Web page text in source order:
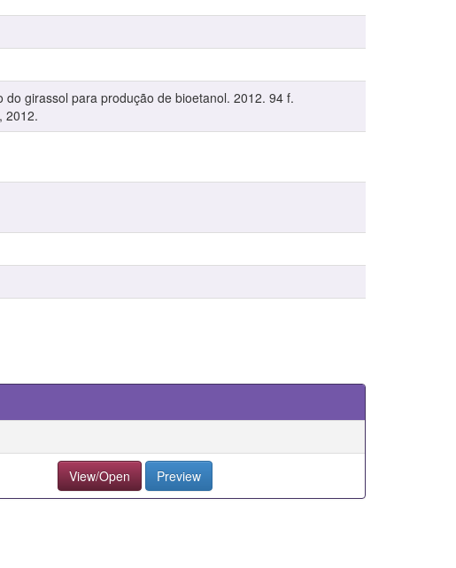
girassol para produção de bioetanol. 2012. 94 f.
2012.
View/Open Preview